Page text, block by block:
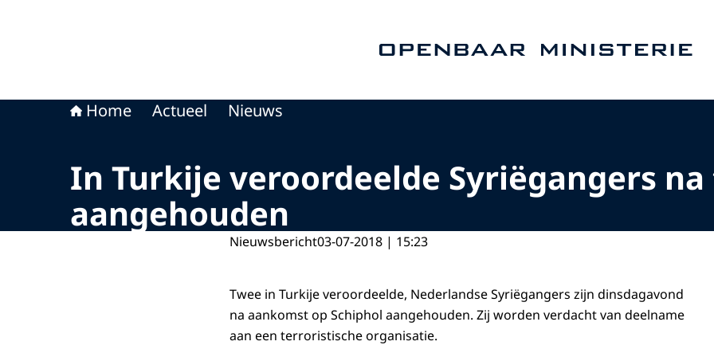
Home Actueel Nieuws
In Turkije veroordeelde Syriëgangers
aangehouden
Nieuwsbericht03-07-2018 | 15:23
Twee in Turkije veroordeelde, Nederlandse Syriëgangers zijn dinsdagavond
na aankomst op Schiphol aangehouden. Zij worden verdacht van deelname
aan een terroristische organisatie.